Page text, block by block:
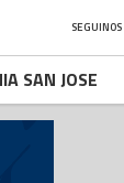
SEGUINOS
SAN JOSE